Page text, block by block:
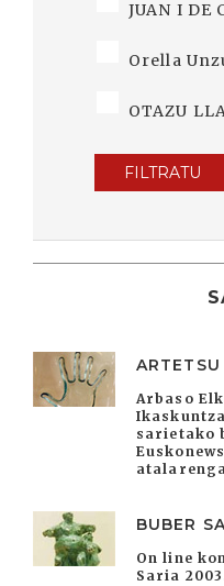
JUAN I DE
Orella
OTAZU
FILTRATU
Arbaso
sarietako
BUBER
On line
Saria